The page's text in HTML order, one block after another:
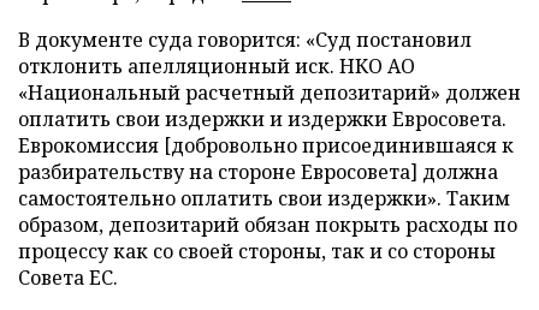
В документе суда говорится: «Суд постановил
отклонить апелляционный иск. НКО АО
«Национальный расчетный депозитарий» должен
оплатить свои издержки и издержки Евросовета.
Еврокомиссия [добровольно присоединившаяся к
разбирательству на стороне Евросовета] должна
самостоятельно оплатить свои издержки». Таким
образом, депозитарий обязан покрыть расходы по
процессу как со своей стороны, так и со стороны
Совета ЕС.